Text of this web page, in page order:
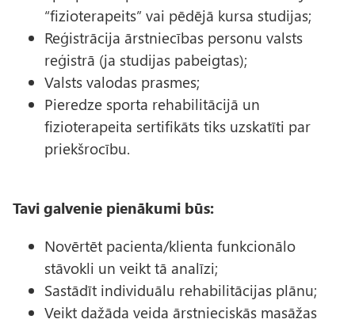
“fizioterapeits” vai pēdējā kursa studijas;
Reģistrācija ārstniecības personu valsts
reģistrā (ja studijas pabeigtas);
Valsts valodas prasmes;
Pieredze sporta rehabilitācijā un
fizioterapeita sertifikāts tiks uzskatīti par
priekšrocību.
Tavi galvenie pienākumi būs:
Novērtēt pacienta/klienta funkcionālo
stāvokli un veikt tā analīzi;
Sastādīt individuālu rehabilitācijas plānu;
Veikt dažāda veida ārstnieciskās masāžas